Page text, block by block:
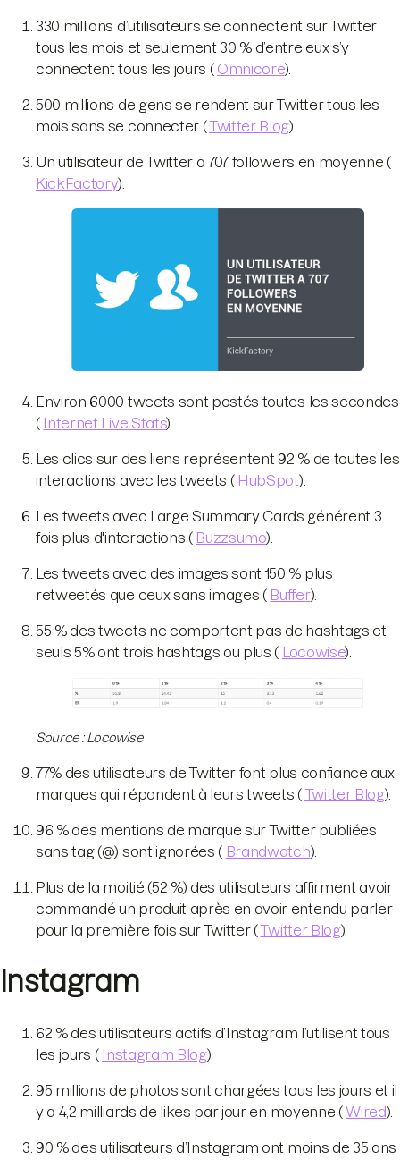
330 millions d’utilisateurs se connectent sur Twitter
tous les mois et seulement 30 % d’entre eux s’y
connectent tous les jours ( Omnicore).
500 millions de gens se rendent sur Twitter tous les
mois sans se connecter (Twitter Blog).
Un utilisateur de Twitter a 707 followers en moyenne (
KickFactory).
Environ 6000 tweets sont postés toutes les secondes
( Internet Live Stats).
Les clics sur des liens représentent 92 % de toutes les
interactions avec les tweets ( HubSpot).
Les tweets avec Large Summary Cards générent 3
fois plus d'interactions ( Buzzsumo).
Les tweets avec des images sont 150 % plus
retweetés que ceux sans images ( Buffer).
55 % des tweets ne comportent pas de hashtags et
seuls 5% ont trois hashtags ou plus (
Locowise).
Source : Locowise
77% des utilisateurs de Twitter font plus confiance aux
marques qui répondent à leurs tweets (Twitter Blog).
96 % des mentions de marque sur Twitter publiées
sans tag (@) sont ignorées ( Brandwatch).
Plus de la moitié (52 %) des utilisateurs affirment avoir
commandé un produit après en avoir entendu parler
pour la première fois sur Twitter (Twitter Blog).
Instagram
62 % des utilisateurs actifs d’Instagram l’utilisent tous
les jours ( Instagram Blog).
95 millions de photos sont chargées tous les jours et il
y a 4,2 milliards de likes par jour en moyenne (Wired).
90 % des utilisateurs d’Instagram ont moins de 35 ans